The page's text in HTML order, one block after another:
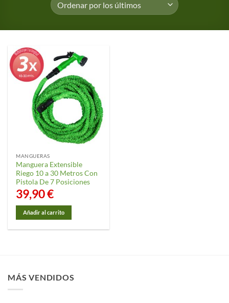
MANGUERAS
Manguera Extensible
Riego 10 a 30 Metros Con
Pistola De 7 Posiciones
39,90€
Añadir al carrito
MÁS VENDIDOS